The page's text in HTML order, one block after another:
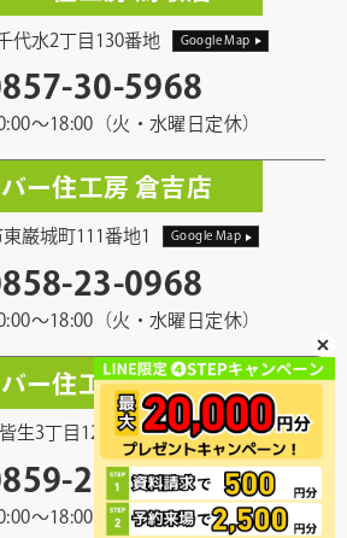
代水2丁目130番地 Google Map
30-5968
〜18:00（火・水曜日定休）
ー住工房 倉吉店
巌城町111番地1 Google Map
23-0968
〜18:00（火・水曜日定休）
ー住工房 米子店
生3丁目12番地13 Google Map
21-5968
〜18:00（火・水曜日定休）